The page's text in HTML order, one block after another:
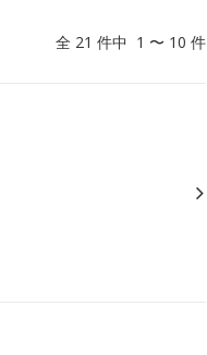
全 21 件中 1 〜 10 件